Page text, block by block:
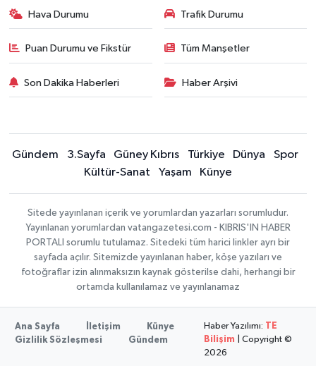
Hava Durumu Trafik Durumu
Puan Durumu ve Fikstür Tüm Manşetler
Son Dakika Haberleri Haber Arşivi
Gündem 3.Sayfa Güney Kıbrıs Türkiye Dünya
Spor
Kültür-Sanat
Yaşam Künye
Sitede yayınlanan içerik ve yorumlardan yazarları sorumludur.
Yayınlanan yorumlardan vatangazetesi.com - KIBRIS'IN HABER
PORTALI sorumlu tutulamaz. Sitedeki tüm harici linkler ayrı bir
sayfada açılır. Sitemizde yayınlanan haber, köşe yazıları ve
fotoğraflar izin alınmaksızın kaynak gösterilse dahi, herhangi bir
ortamda kullanılamaz ve yayınlanamaz
Ana Sayfa İletişim
Künye
Gizlilik Sözleşmesi
Gündem
Haber Yazılımı: TE
Bilişim | Copyright ©
2026